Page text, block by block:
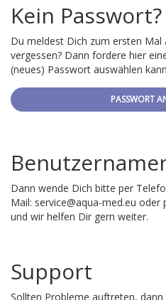
Kein Passwort?
Du meldest Dich zum ersten
vergessen? Dann fordere hier
(neues) Passwort auswählen
PASSWORT
Dann wende Dich bitte per
Mail: service@aqua-med.eu oder
und wir helfen Dir gern weiter.
Support
Sollten Probleme auftreten,